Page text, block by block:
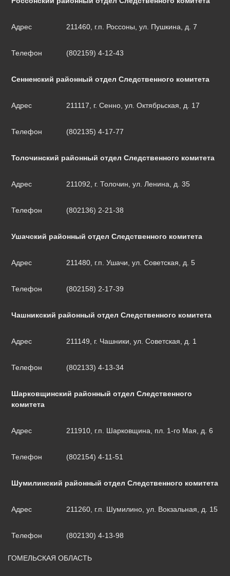
Адрес 211460, г.п. Россоны, ул. Пушкина, д. 7
Телефон (802159) 4-12-43
Сенненский районный отдел Следственного комитета
Адрес 211117, г. Сенно, ул. Октябрьская, д. 17
Телефон (802135) 4-17-77
Толочинский районный отдел Следственного комитета
Адрес 211092, г. Толочин, ул. Ленина, д. 35
Телефон (802136) 2-21-38
Ушачский районный отдел Следственного комитета
Адрес 211480, г.п. Ушачи, ул. Советская, д. 5
Телефон (802158) 2-17-39
Чашникский районный отдел Следственного комитета
Адрес 211149, г. Чашники, ул. Советская, д. 1
Телефон (802133) 4-13-34
Шарковщинский районный отдел Следственного
комитета
Адрес 211910, г.п. Шарковщина, пл. 1-го Мая, д. 6
Телефон (802154) 4-11-51
Шумилинский районный отдел Следственного комитета
Адрес 211260, г.п. Шумилино, ул. Вокзальная, д. 15
Телефон (802130) 4-13-98
ГОМЕЛЬСКАЯ ОБЛАСТЬ